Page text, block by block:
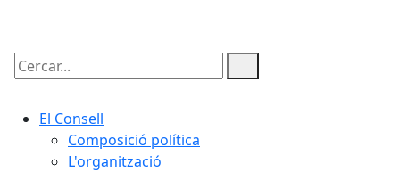
Cercar:
El Consell
Composició política
L'organització